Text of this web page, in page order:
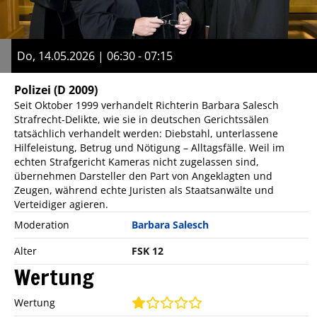
Do, 14.05.2026 | 06:30 - 07:15
Polizei (D 2009)
Seit Oktober 1999 verhandelt Richterin Barbara Salesch
Strafrecht-Delikte, wie sie in deutschen Gerichtssälen
tatsächlich verhandelt werden: Diebstahl, unterlassene
Hilfeleistung, Betrug und Nötigung – Alltagsfälle. Weil im
echten Strafgericht Kameras nicht zugelassen sind,
übernehmen Darsteller den Part von Angeklagten und
Zeugen, während echte Juristen als Staatsanwälte und
Verteidiger agieren.
Moderation
Barbara Salesch
Alter
FSK 12
Wertung
Wertung